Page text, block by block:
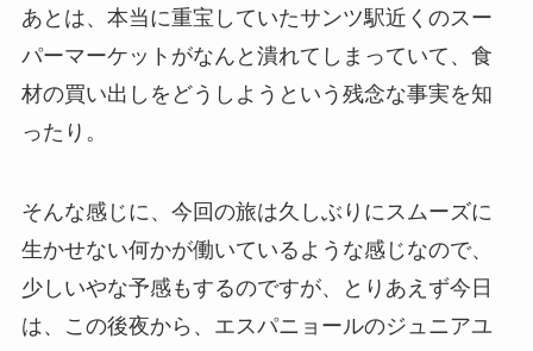
あとは、本当に重宝していたサンツ駅近くのスー
パーマーケットがなんと潰れてしまっていて、食
材の買い出しをどうしようという残念な事実を知
ったり。
そんな感じに、今回の旅は久しぶりにスムーズに
生かせない何かが働いているような感じなので、
少しいやな予感もするのですが、とりあえず今日
は、この後夜から、エスパニョールのジュニアユ